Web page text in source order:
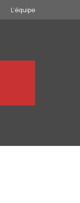
L’équipe